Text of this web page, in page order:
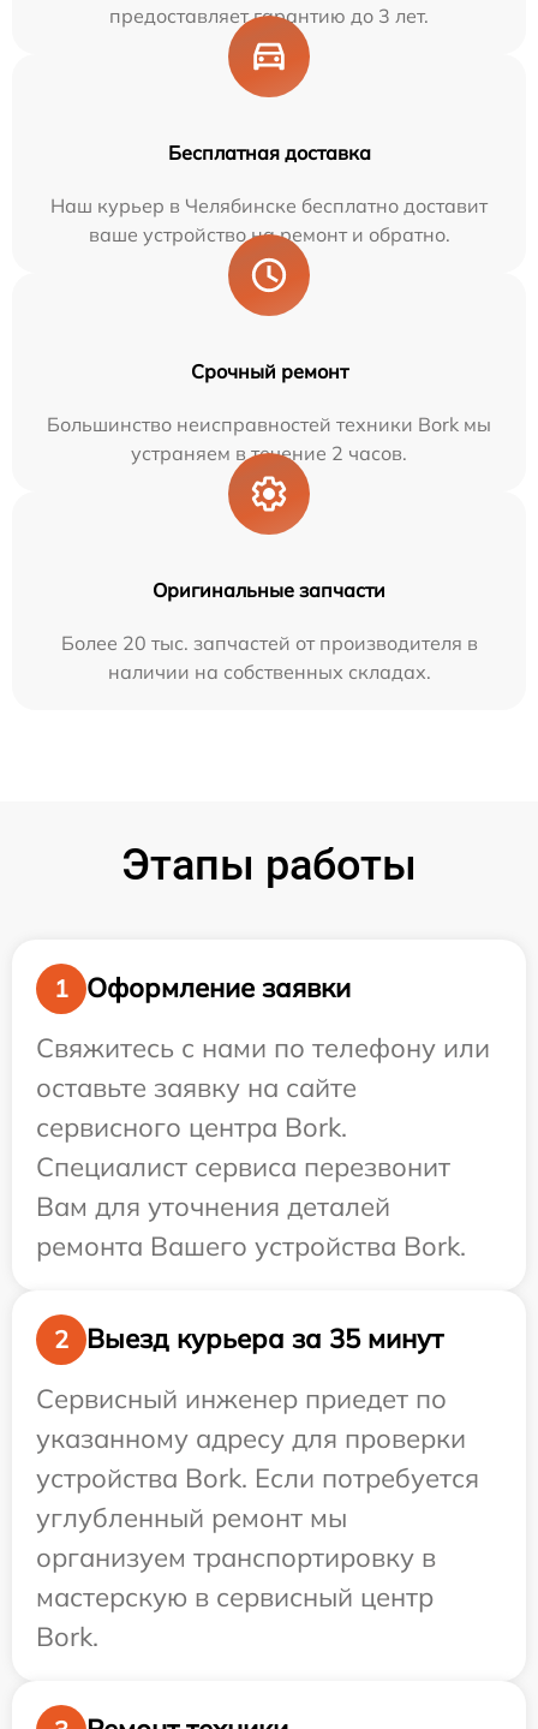
предоставляет гарантию до 3 лет.
Бесплатная доставка
Наш курьер в Челябинске бесплатно доставит
ваше устройство на ремонт и обратно.
Срочный ремонт
Большинство неисправностей техники Bork мы
устраняем в течение 2 часов.
Оригинальные запчасти
Более 20 тыс. запчастей от производителя в
наличии на собственных складах.
Этапы работы
1
Оформление заявки
Свяжитесь с нами по телефону или
оставьте заявку на сайте
сервисного центра Bork.
Специалист сервиса перезвонит
Вам для уточнения деталей
ремонта Вашего устройства Bork.
2
Выезд курьера за 35 минут
Сервисный инженер приедет по
указанному адресу для проверки
устройства Bork. Если потребуется
углубленный ремонт мы
организуем транспортировку в
мастерскую в сервисный центр
Bork.